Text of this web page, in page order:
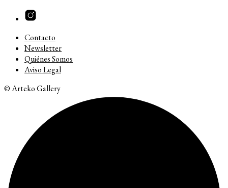
Contacto
Newsletter
Quiénes Somos
Aviso Legal
© Arteko Gallery